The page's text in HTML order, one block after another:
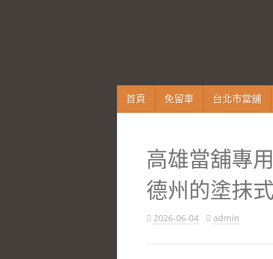
跳
至
首頁 免留車 台北市當舖
高雄當舖專
德州的塗抹
2026-06-04 admin